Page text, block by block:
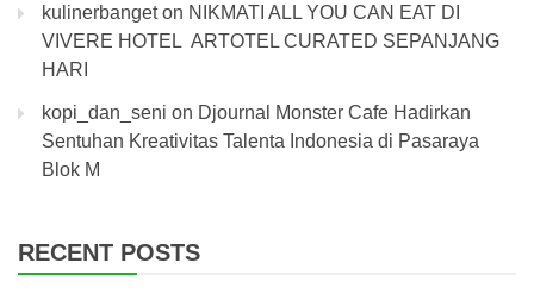
kulinerbangeton NIKMATI ALL YOU CAN EAT DI
VIVERE HOTEL ARTOTEL CURATED SEPANJANG
HARI
kopi_dan_seni on Djournal Monster Cafe Hadirkan
Sentuhan Kreativitas Talenta Indonesia di Pasaraya
Blok M
RECENT POSTS